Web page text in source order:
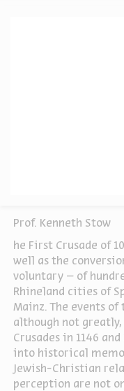
Prof. Kenneth Stow
he First Crusade of
well as the
voluntary – of
Rhineland cities of
Mainz. The events of
although not greatly,
Crusades in 1146
into historical
Jewish-Christian
perception are not